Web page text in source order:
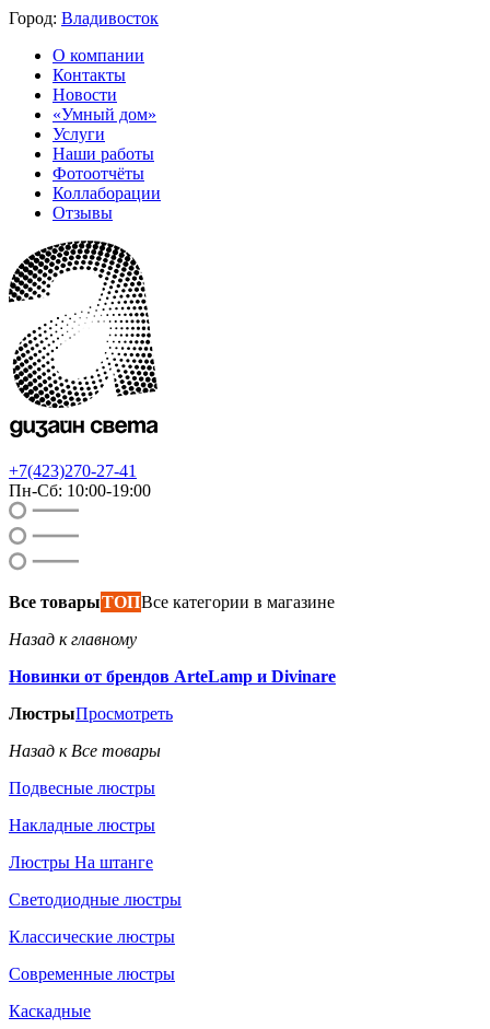
Город: Владивосток
О компании
Контакты
Новости
«Умный дом»
Услуги
Наши работы
Фотоотчёты
Коллаборации
Отзывы
+7(423)270-27-41
Пн-Сб: 10:00-19:00
Все товарыТОПВсе категории в магазине
Назад к главному
Новинки от брендов ArteLamp и Divinare
ЛюстрыПросмотреть
Назад к Все товары
Подвесные люстры
Накладные люстры
Люстры На штанге
Светодиодные люстры
Классические люстры
Современные люстры
Каскадные